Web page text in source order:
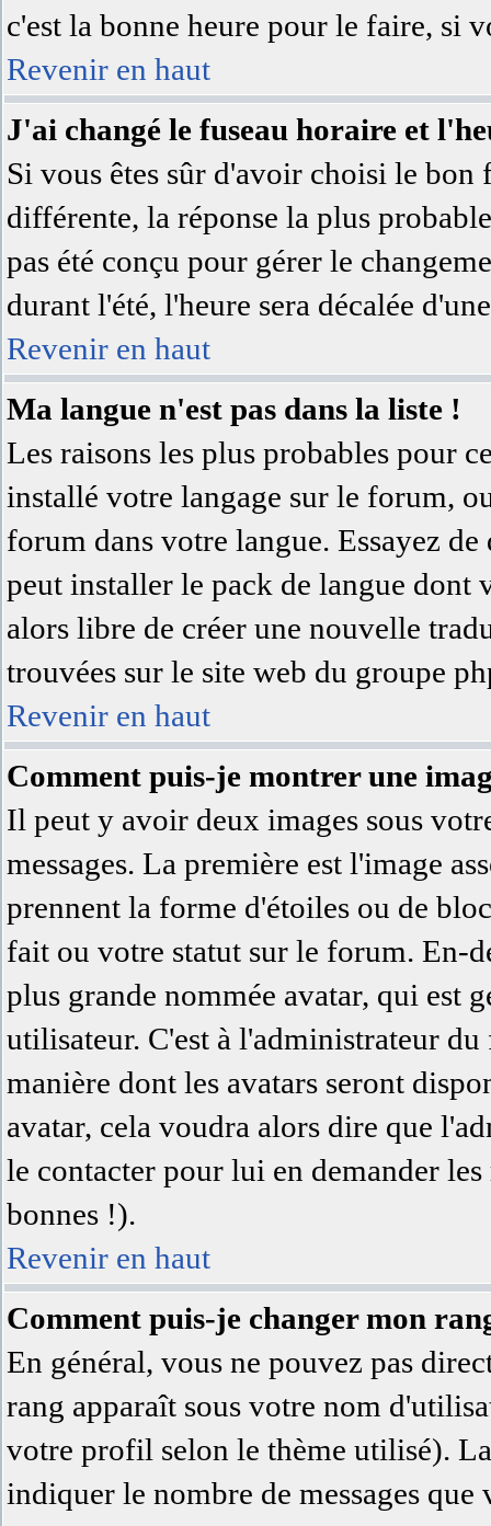
c'est la bonne heure pour le faire, si
Revenir en haut
J'ai changé le fuseau horaire et
Si vous êtes sûr d'avoir choisi le bon
différente, la réponse la plus
pas été conçu pour gérer le
durant l'été, l'heure sera décalée
Revenir en haut
Ma langue n'est pas dans la liste !
Les raisons les plus probables pour
installé votre langage sur le forum,
forum dans votre langue. Essayez
peut installer le pack de langue dont
alors libre de créer une nouvelle
trouvées sur le site web du groupe
Revenir en haut
Comment puis-je montrer une
Il peut y avoir deux images sous
messages. La première est l'image
prennent la forme d'étoiles ou de
fait ou votre statut sur le forum. En-
plus grande nommée avatar, qui est
utilisateur. C'est à l'administrateur
manière dont les avatars seront
avatar, cela voudra alors dire que
le contacter pour lui en demander
bonnes !).
Revenir en haut
Comment puis-je changer mon
En général, vous ne pouvez pas
rang apparaît sous votre nom
votre profil selon le thème utilisé).
indiquer le nombre de messages